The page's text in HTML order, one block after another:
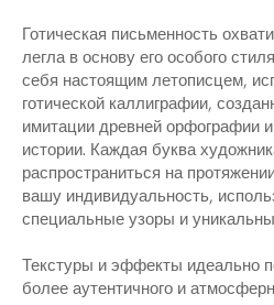
Готическая письменность
легла в основу его особого
себя настоящим летописцем,
готической каллиграфии,
имитации древней орфографии
истории. Каждая буква
распространиться на
вашу индивидуальность,
специальные узоры и
Текстуры и эффекты идеально
более аутентичного и